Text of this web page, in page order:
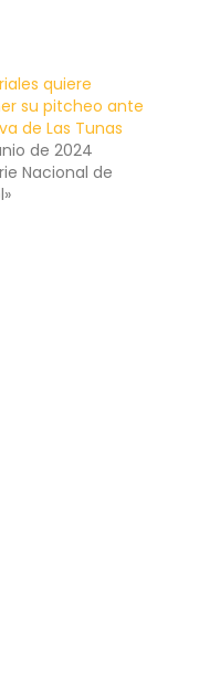
quiere
su pitcheo ante
de Las Tunas
de 2024
Nacional de